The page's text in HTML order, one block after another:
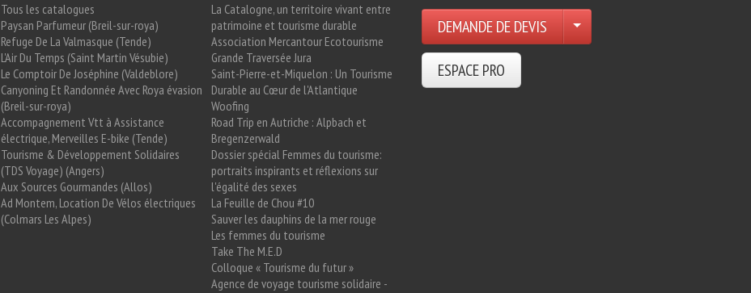
Tous les catalogues
Paysan Parfumeur (Breil-sur-roya)
Refuge De La Valmasque (Tende)
L'Air Du Temps (Saint Martin Vésubie)
Le Comptoir De Joséphine (Valdeblore)
Canyoning Et Randonnée Avec Roya évasion
(Breil-sur-roya)
Accompagnement Vtt à Assistance
électrique, Merveilles E-bike (Tende)
Tourisme & Développement Solidaires
(TDS Voyage) (Angers)
Aux Sources Gourmandes (Allos)
Ad Montem, Location De Vélos électriques
(Colmars Les Alpes)
La Catalogne, un territoire vivant entre
patrimoine et tourisme durable
Association Mercantour Ecotourisme
Grande Traversée Jura
Saint-Pierre-et-Miquelon : Un Tourisme
Durable au Cœur de l'Atlantique
Woofing
Road Trip en Autriche : Alpbach et
Bregenzerwald
Dossier spécial Femmes du tourisme:
portraits inspirants et réflexions sur
l'égalité des sexes
La Feuille de Chou #10
Sauver les dauphins de la mer rouge
Les femmes du tourisme
Take The M.E.D
Colloque « Tourisme du futur »
Agence de voyage tourisme solidaire -
DEMANDE DE DEVIS
ESPACE PRO